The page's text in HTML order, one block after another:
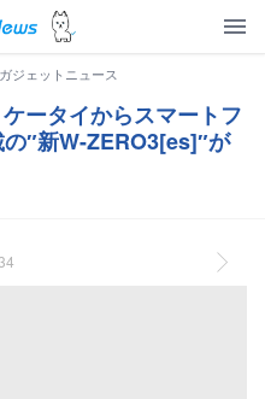
ガジェットニュース
ータイからスマートフ
″新W-ZERO3[es]″が